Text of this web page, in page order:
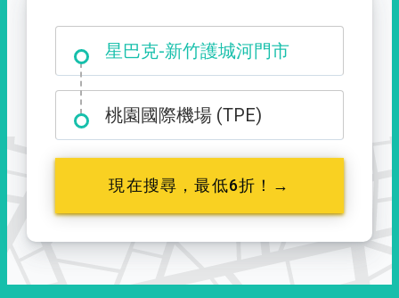
星巴克-新竹護城河門市
大霸尖山登山口
桃園國際機場 (TPE)
現在搜尋，最低6折！→